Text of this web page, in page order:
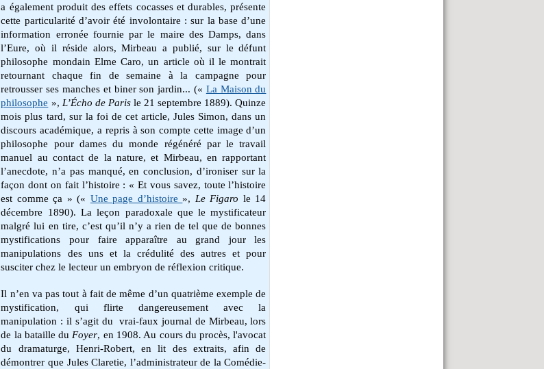
a également produit des effets cocasses et durables, présente
cette particularité d’avoir été involontaire : sur la base d’une
information erronée fournie par le maire des Damps, dans
l’Eure, où il réside alors, Mirbeau a publié, sur le défunt
philosophe mondain Elme Caro, un article où il le montrait
retournant chaque fin de semaine à la campagne pour
retrousser ses manches et biner son jardin... (« La Maison du
philosophe », L’Écho de Parisle 21 septembre 1889). Quinze
mois plus tard, sur la foi de cet article, Jules Simon, dans un
discours académique, a repris à son compte cette image d’un
philosophe pour dames du monde régénéré par le travail
manuel au contact de la nature, et Mirbeau, en rapportant
l’anecdote, n’a pas manqué, en conclusion, d’ironiser sur la
façon dont on fait l’histoire : « Et vous savez, toute l’histoire
est comme ça » (« Une page d’histoire», Le Figaro le 14
décembre 1890). La leçon paradoxale que le mystificateur
malgré lui en tire, c’est qu’il n’y a rien de tel que de bonnes
mystifications pour faire apparaître au grand jour les
manipulations des uns et la crédulité des autres et pour
susciter chez le lecteur un embryon de réflexion critique.
Il n’en va pas tout à fait de même d’un quatrième exemple de
mystification, qui flirte dangereusement avec la
manipulation : il s’agit du vrai-faux journal de Mirbeau, lors
de la bataille du Foyer, en 1908. Au cours du procès, l'avocat
du dramaturge, Henri-Robert, en lit des extraits, afin de
démontrer que Jules Claretie, l’administrateur de la Comédie-